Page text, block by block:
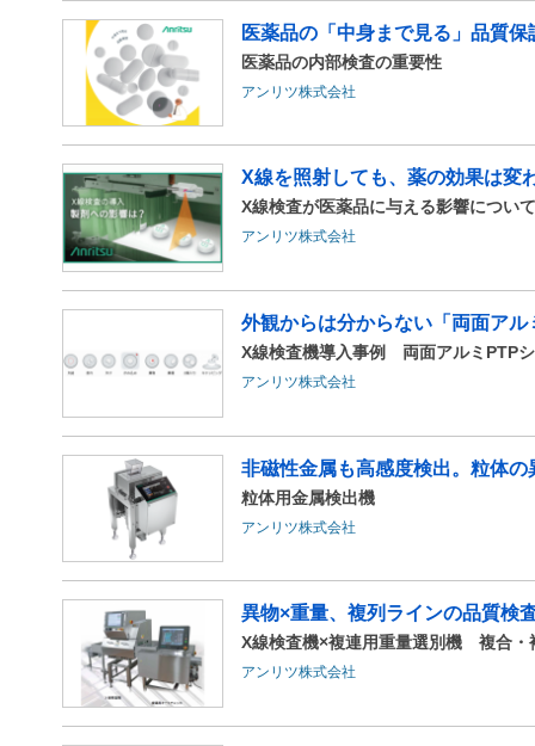
医薬品の「中身まで見る」品質保
医薬品の内部検査の重要性
アンリツ株式会社
X線を照射しても、薬の効果は変
X線検査が医薬品に与える影響について
アンリツ株式会社
外観からは分からない「両面ア
X線検査機導入事例 両面アルミPTP
アンリツ株式会社
非磁性金属も高感度検出。粒体の
粒体用金属検出機
アンリツ株式会社
異物×重量、複列ラインの品質検
X線検査機×複連用重量選別機 複合・
アンリツ株式会社